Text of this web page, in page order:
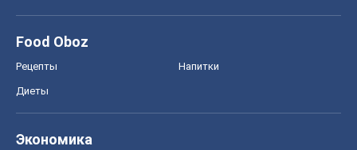
Food Oboz
Рецепты Напитки
Диеты
Экономика